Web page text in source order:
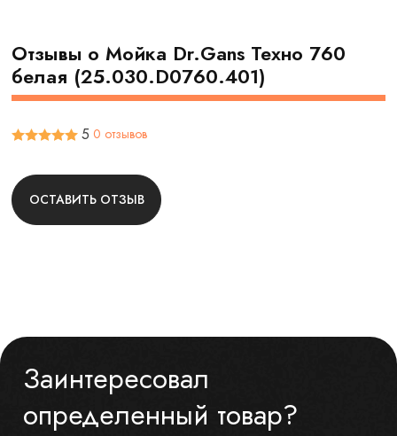
Отзывы о Мойка Dr.Gans Техно 760
белая (25.030.D0760.401)
5 0 отзывов
ОСТАВИТЬ ОТЗЫВ
Заинтересовал
определенный товар?